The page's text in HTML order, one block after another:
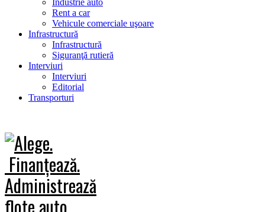
Industrie auto
Rent a car
Vehicule comerciale uşoare
Infrastructură
Infrastructură
Siguranţă rutieră
Interviuri
Interviuri
Editorial
Transporturi